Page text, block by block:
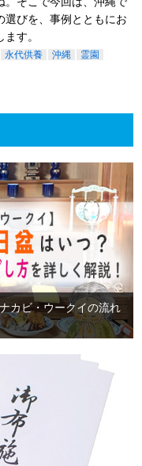
選びを、事例とともにお
す。
永代供養 沖縄 霊園
カビ・ウークイの流れ